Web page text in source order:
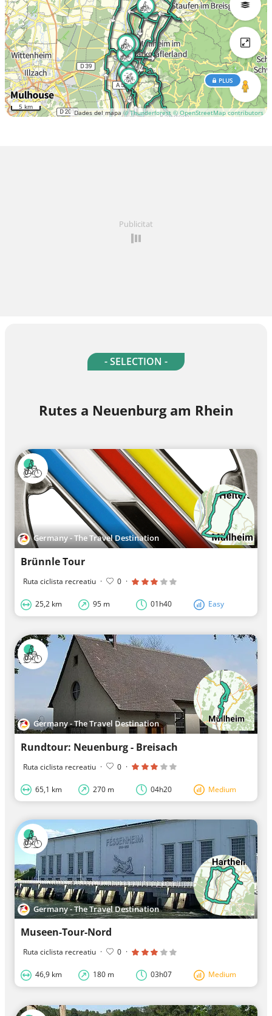
Dades del mapa© Thunderforest © OpenStreetMap contributors
PLUS
5 km
Publicitat
- SELECTION -
Rutes a Neuenburg am Rhein
Germany - The Travel Destination
Brünnle Tour
Ruta ciclista recreatiu · 0 ·
25,2 km 95 m 01h40 Easy
Germany - The Travel Destination
Rundtour: Neuenburg - Breisach
Ruta ciclista recreatiu · 0 ·
65,1 km 270 m 04h20 Medium
Germany - The Travel Destination
Museen-Tour-Nord
Ruta ciclista recreatiu · 0 ·
46,9 km 180 m 03h07 Medium